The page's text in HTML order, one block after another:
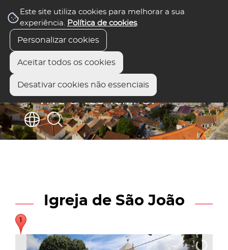
Este site utiliza cookies para melhorar a sua
experiência. Política de cookies.
Personalizar cookies
Aceitar todos os cookies
Desativar cookies não essenciais
Igreja de São João